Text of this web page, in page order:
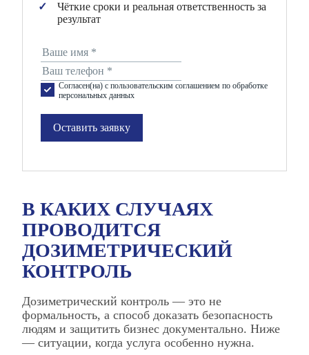
Чёткие сроки и реальная ответственность за
результат
Согласен(на) с пользовательским соглашением по обработке
персональных данных
Оставить заявку
В КАКИХ СЛУЧАЯХ
ПРОВОДИТСЯ
ДОЗИМЕТРИЧЕСКИЙ
КОНТРОЛЬ
Дозиметрический контроль — это не
формальность, а способ доказать безопасность
людям и защитить бизнес документально. Ниже
— ситуации, когда услуга особенно нужна.